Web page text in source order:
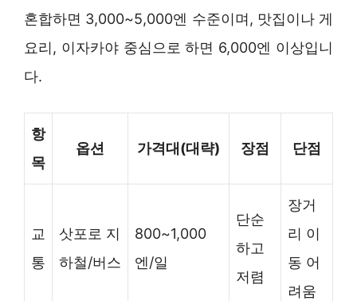
혼합하면 3,000~5,000엔 수준이며, 맛집이나 게
요리, 이자카야 중심으로 하면 6,000엔 이상입니
다.
항
목
옵션 가격대(대략) 장점 단점
교
통
삿포로 지
하철/버스
800~1,000
엔/일
단순
하고
저렴
장거
리 이
동 어
려움